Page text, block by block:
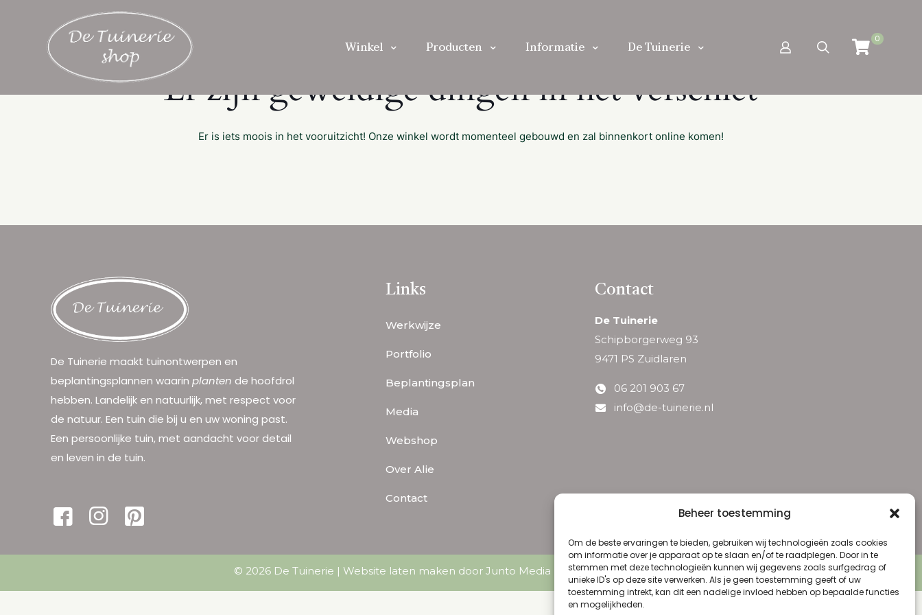
Beheer toestemming
Om de beste ervaringen te bieden, gebruiken wij technologieën zoals cookies
om informatie over je apparaat op te slaan en/of te raadplegen. Door in te
stemmen met deze technologieën kunnen wij gegevens zoals surfgedrag of
unieke ID's op deze site verwerken. Als je geen toestemming geeft of uw
toestemming intrekt, kan dit een nadelige invloed hebben op bepaalde functies
en mogelijkheden.
Winkel Producten Informatie De Tuinerie 0
Er zijn geweldige dingen in het verschiet
Er is iets moois in het vooruitzicht! Onze winkel wordt momenteel gebouwd en zal binnenkort online komen!
De Tuinerie maakt tuinontwerpen en
beplantingsplannen waarin planten de hoofdrol
hebben. Landelijk en natuurlijk, met respect voor
de natuur. Een tuin die bij u en uw woning past.
Een persoonlijke tuin, met aandacht voor detail
en leven in de tuin.
Links
Werkwijze
Portfolio
Beplantingsplan
Media
Webshop
Over Alie
Contact
Contact
De Tuinerie
Schipborgerweg 93
9471 PS Zuidlaren
06 201 903 67
info@de-tuinerie.nl
© 2026 De Tuinerie | Website laten maken door Junto Media Algemene Voorwaarden